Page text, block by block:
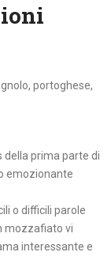
portoghese,
della prima parte di
emozionante
o difficili parole
mozzafiato vi
interessante e